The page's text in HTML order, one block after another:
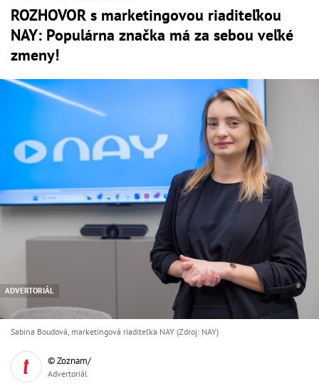
ROZHOVOR s marketingovou riaditeľkou
NAY: Populárna značka má za sebou veľké
zmeny!
ADVERTORIÁL
Sabina Boudová, marketingová riaditeľka NAY (Zdroj: NAY)
© Zoznam/
Advertoriál